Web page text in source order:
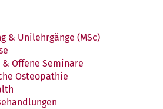
& Unilehrgänge (MSc)
Offene Seminare
Osteopathie